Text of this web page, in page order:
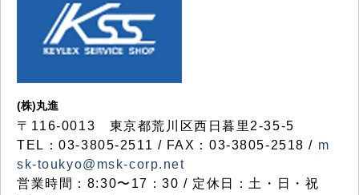
(株)丸進
〒116-0013 東京都荒川区西日暮里2-35-5
TEL：03-3805-2511 / FAX：03-3805-2518 / m
sk-toukyo@msk-corp.net
営業時間：8:30〜17：30 / 定休日：土・日・祝